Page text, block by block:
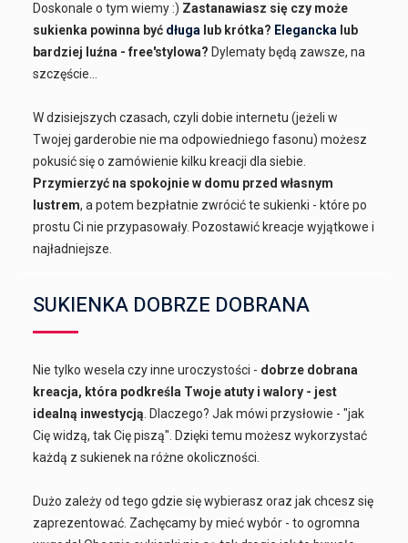
Doskonale o tym wiemy :) Zastanawiasz się czy może
sukienka powinna być długa lub krótka? Elegancka lub
bardziej luźna - free'stylowa? Dylematy będą zawsze, na
szczęście...
W dzisiejszych czasach, czyli dobie internetu (jeżeli w
Twojej garderobie nie ma odpowiedniego fasonu) możesz
pokusić się o zamówienie kilku kreacji dla siebie.
Przymierzyć na spokojnie w domu przed własnym
lustrem, a potem bezpłatnie zwrócić te sukienki - które po
prostu Ci nie przypasowały. Pozostawić kreacje wyjątkowe i
najładniejsze.
SUKIENKA DOBRZE DOBRANA
Nie tylko wesela czy inne uroczystości - dobrze dobrana
kreacja, która podkreśla Twoje atuty i walory - jest
idealną inwestycją . Dlaczego? Jak mówi przysłowie - "jak
Cię widzą, tak Cię piszą". Dzięki temu możesz wykorzystać
każdą z sukienek na różne okoliczności.
Dużo zależy od tego gdzie się wybierasz oraz jak chcesz się
zaprezentować. Zachęcamy by mieć wybór - to ogromna